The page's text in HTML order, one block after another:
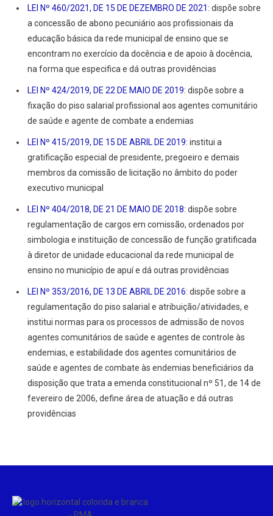
LEI Nº 460/2021, DE 15 DE DEZEMBRO DE 2021 : dispõe sobre
a concessão de abono pecuniário aos profissionais da
educação básica da rede municipal de ensino que se
encontram no exercício da docência e de apoio à docência,
na forma que especifica e dá outras providências
LEI Nº 424/2019, DE 22 DE MAIO DE 2019: dispõe sobre a
fixação do piso salarial profissional aos agentes comunitário
de saúde e agente de combate a endemias
LEI Nº 415/2019, DE 15 DE ABRIL DE 2019: institui a
gratificação especial de presidente, pregoeiro e demais
membros da comissão de licitação no âmbito do poder
executivo municipal
LEI Nº 404/2018, DE 21 DE MAIO DE 2018: dispõe sobre
regulamentação de cargos em comissão, ordenados por
simbologia e instituição de concessão de função gratificada
à diretor de unidade educacional da rede municipal de
ensino no município de apuí e dá outras providências
LEI Nº 353/2016, DE 13 DE ABRIL DE 2016: dispõe sobre a
regulamentação do piso salarial e atribuição/atividades, e
institui normas para os processos de admissão de novos
agentes comunitários de saúde e agentes de controle às
endemias, e estabilidade dos agentes comunitários de
saúde e agentes de combate às endemias beneficiários da
disposição que trata a emenda constitucional nº 51, de 14 de
fevereiro de 2006, define área de atuação e dá outras
providências